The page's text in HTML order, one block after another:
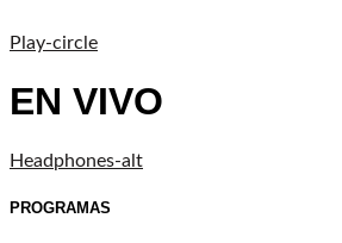
Play-circle
EN VIVO
Headphones-alt
PROGRAMAS